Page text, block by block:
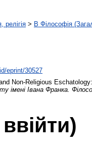
релігія > B Філософія
eprint/30527
Non-Religious
імені Івана Франка.